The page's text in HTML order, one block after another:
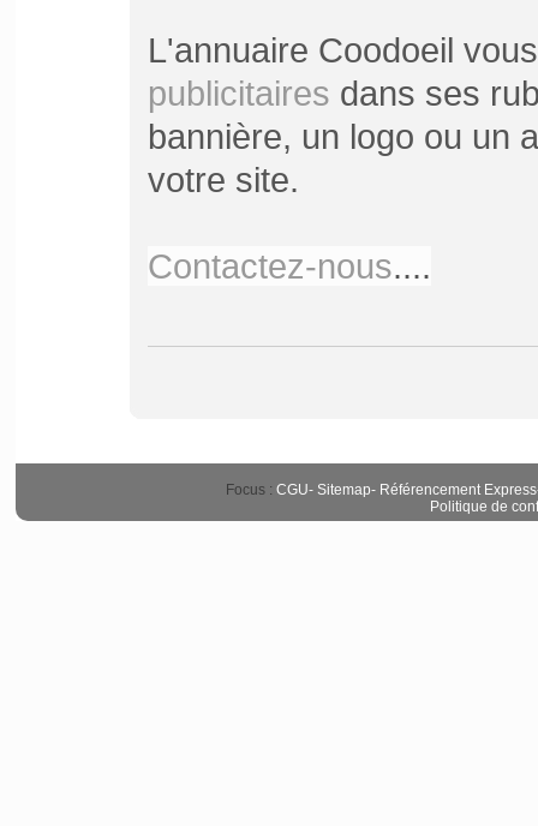
L'annuaire Coodoeil
publicitaires dans ses
bannière, un logo ou un
votre site.
Contactez-nous....
Focus : CGU- Sitemap- Référencement Express
Politique de